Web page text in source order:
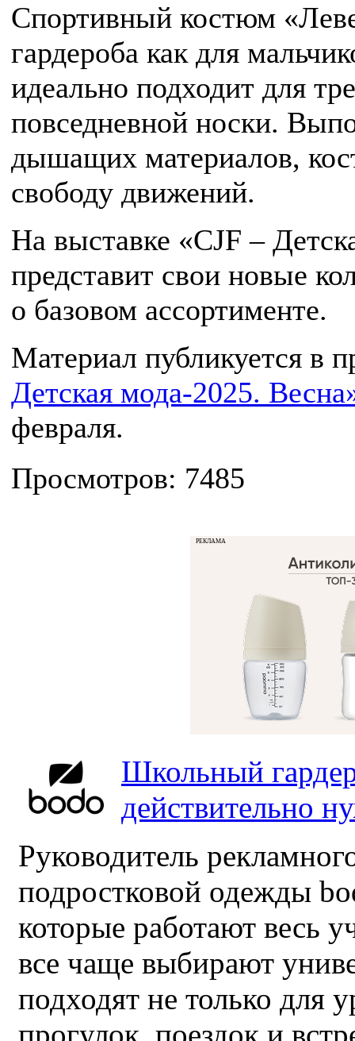
Спортивный костюм
гардероба как для
идеально подходит для
повседневной носки.
дышащих материалов,
свободу движений.
На выставке «CJF –
представит свои новые
о базовом ассортименте.
Материал публикуется в
Детская мода-2025.
февраля.
Просмотров: 7485
РЕКЛАМА
Школьный
действительно
Руководитель
подростковой одежды
которые работают весь
все чаще выбирают
подходят не только для